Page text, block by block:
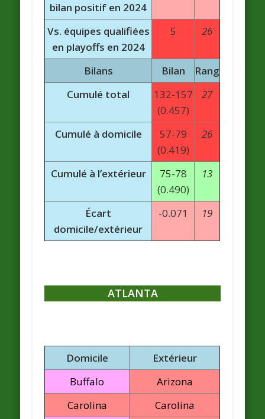
bilan positif en 2024
Vs. équipes qualifiées
en playoffs en 2024
5 26
Bilans Bilan
Rang
Cumulé total
132-157
(0.457)
27
Cumulé à domicile
57-79
(0.419)
26
Cumulé à l’extérieur
75-78
(0.490)
13
Écart
domicile/extérieur
-0.071 19
ATLANTA
Domicile
Extérieur
Buffalo
Arizona
Carolina
Carolina